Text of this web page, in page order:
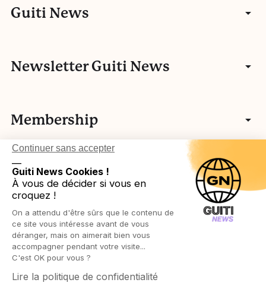
Articles
Portfolios
Podcasts
Agenda
Ressources pédagogiques
Guiti News
Communauté
Fake news
Vos idées
Cartographie des membres associatifs
Protection des publics
L’histoire de Guiti
L’équipe Guiti News
Nos autres activités
Ressources pédagogiques
Réseau européen
Newsletter Guiti News
Membership
Login in
Devenir membre
Légal
Politique de confidentialité
Politique de cookies
Conditions générales de vente
Continuer sans accepter
Guiti News Cookies !
À vous de décider si vous en
croquez !
On a attendu d'être sûrs que le contenu de
ce site vous intéresse avant de vous
déranger, mais on aimerait bien vous
accompagner pendant votre visite...
C'est OK pour vous ?
Lire la politique de confidentialité